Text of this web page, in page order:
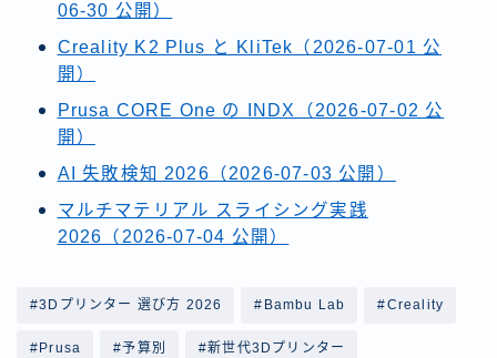
06-30 公開）
Creality K2 Plus と KliTek（2026-07-01 公
開）
Prusa CORE One の INDX（2026-07-02 公
開）
AI 失敗検知 2026（2026-07-03 公開）
マルチマテリアル スライシング実践
2026（2026-07-04 公開）
#3Dプリンター 選び方 2026 #Bambu Lab #Creality
#Prusa #予算別 #新世代3Dプリンター